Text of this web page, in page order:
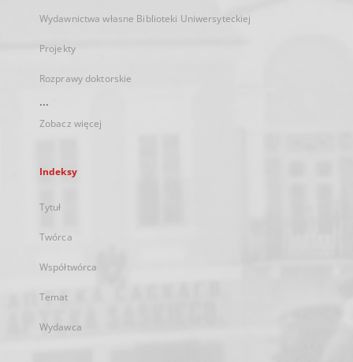
Wydawnictwa własne Biblioteki Uniwersyteckiej
Projekty
Rozprawy doktorskie
...
Zobacz więcej
Indeksy
Tytuł
Twórca
Współtwórca
Temat
Wydawca